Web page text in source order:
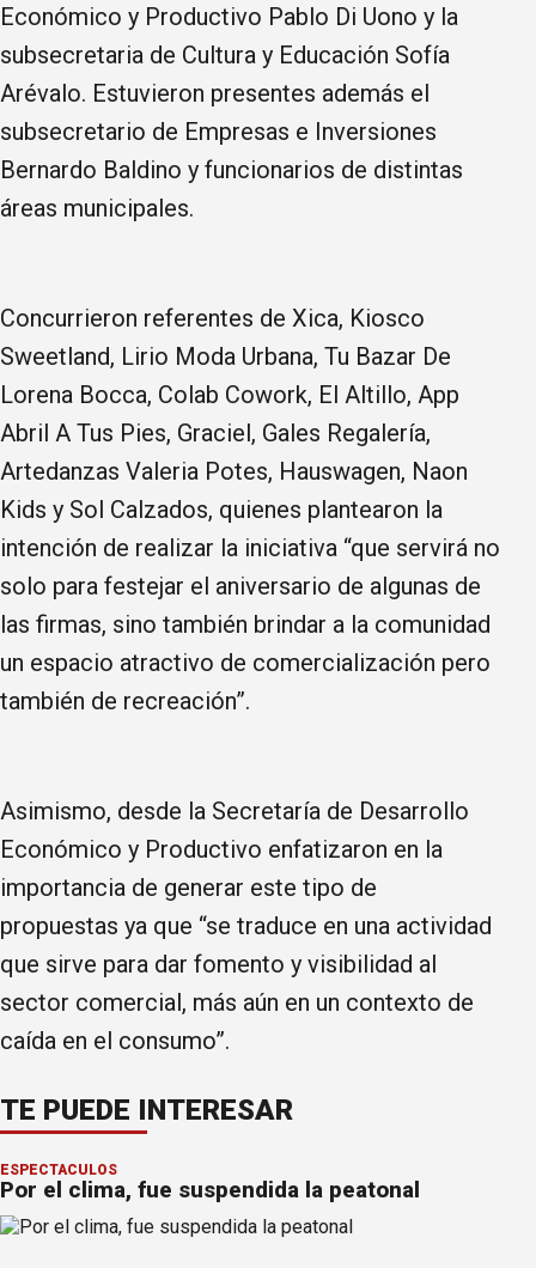
Económico y Productivo Pablo Di Uono y la
subsecretaria de Cultura y Educación Sofía
Arévalo. Estuvieron presentes además el
subsecretario de Empresas e Inversiones
Bernardo Baldino y funcionarios de distintas
áreas municipales.
Concurrieron referentes de Xica, Kiosco
Sweetland, Lirio Moda Urbana, Tu Bazar De
Lorena Bocca, Colab Cowork, El Altillo, App
Abril A Tus Pies, Graciel, Gales Regalería,
Artedanzas Valeria Potes, Hauswagen, Naon
Kids y Sol Calzados, quienes plantearon la
intención de realizar la iniciativa “que servirá no
solo para festejar el aniversario de algunas de
las firmas, sino también brindar a la comunidad
un espacio atractivo de comercialización pero
también de recreación”.
Asimismo, desde la Secretaría de Desarrollo
Económico y Productivo enfatizaron en la
importancia de generar este tipo de
propuestas ya que “se traduce en una actividad
que sirve para dar fomento y visibilidad al
sector comercial, más aún en un contexto de
caída en el consumo”.
TE PUEDE INTERESAR
ESPECTÁCULOS
Por el clima, fue suspendida la peatonal